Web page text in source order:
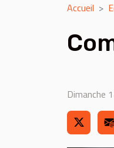
Accueil
Dimanche